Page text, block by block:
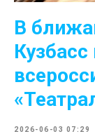
В
2026-06-03 07:29